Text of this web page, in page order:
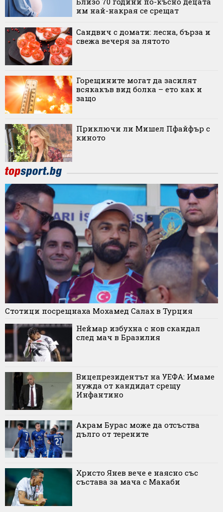
им най-накрая се срещат
Сандвич с домати: лесна, бърза и
свежа вечеря за лятото
Горещините могат да засилят
всякакъв вид болка – ето как и
защо
Приключи ли Мишел Пфайфър с
киното
Стотици посрещнаха Мохамед Салах в Турция
Неймар избухна с нов скандал
след мач в Бразилия
Вицепрезидентът на УЕФА: Имаме
нужда от кандидат срещу
Инфантино
Акрам Бурас може да отсъства
дълго от терените
Христо Янев вече е наясно със
състава за мача с Макаби